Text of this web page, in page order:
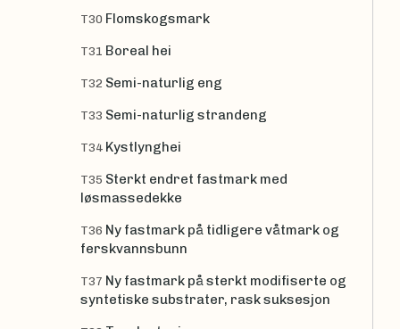
T30 Flomskogsmark
T31 Boreal hei
T32 Semi-naturlig eng
T33 Semi-naturlig strandeng
T34 Kystlynghei
T35 Sterkt endret fastmark med
løsmassedekke
T36 Ny fastmark på tidligere våtmark og
ferskvannsbunn
T37 Ny fastmark på sterkt modifiserte og
syntetiske substrater, rask suksesjon